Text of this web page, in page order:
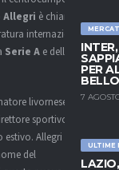
PER
7
ULTIME
Allegri è chiara:
internazionale
Serie A e della
livornese,
sportivo
Allegri ha
del